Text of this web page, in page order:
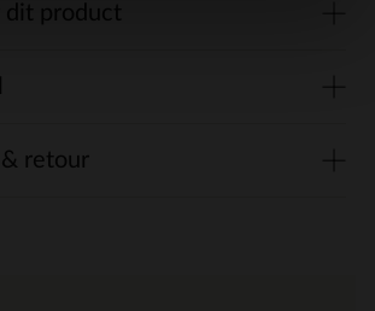
dit product
& retour